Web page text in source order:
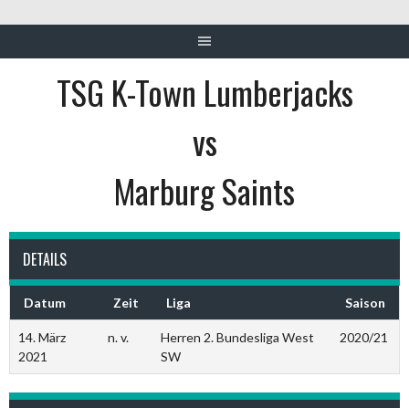
TSG K-Town Lumberjacks
vs
Marburg Saints
DETAILS
Datum Zeit Liga Saison
14. März
2021
n. v.
Herren 2. Bundesliga West
SW
2020/21